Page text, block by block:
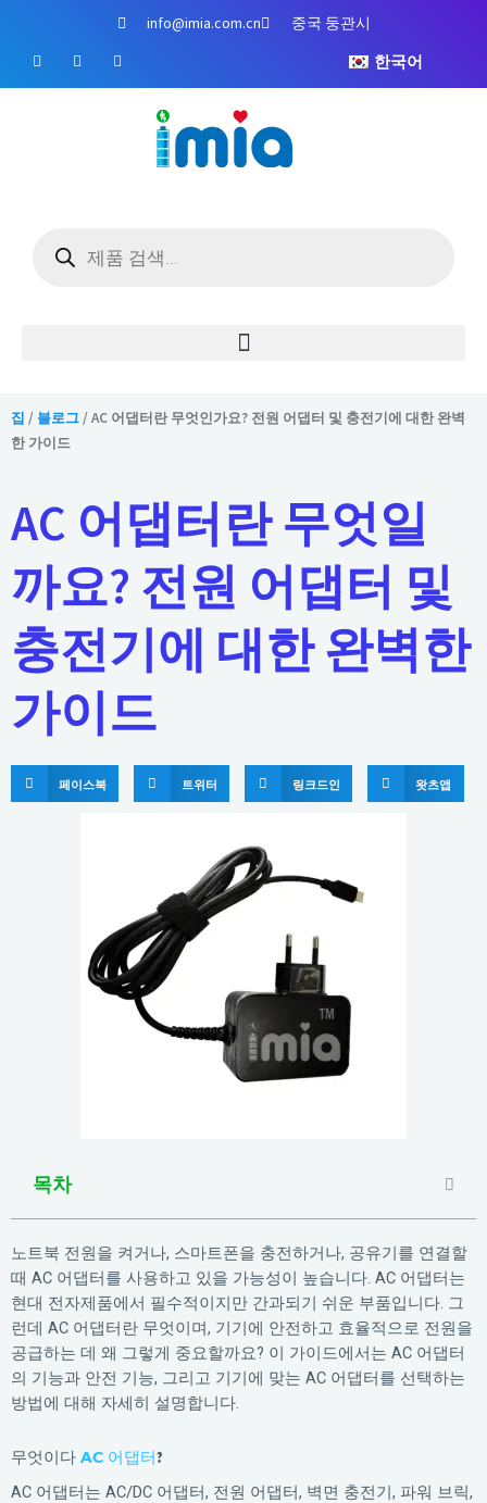
로
info@imia.com.cn 중국 둥관시
페
이
스
유
튜
브
인
스
타
한국어
집 / 블로그/ AC 어댑터란 무엇인가요? 전원 어댑터 및 충전기에 대한 완벽
한 가이드
AC 어댑터란 무엇일
까요? 전원 어댑터 및
충전기에 대한 완벽한
가이드
페이스북 트위터 링크드인 왓츠앱
목차
노트북 전원을 켜거나, 스마트폰을 충전하거나, 공유기를 연결할
때 AC 어댑터를 사용하고 있을 가능성이 높습니다. AC 어댑터는
현대 전자제품에서 필수적이지만 간과되기 쉬운 부품입니다. 그
런데 AC 어댑터란 무엇이며, 기기에 안전하고 효율적으로 전원을
공급하는 데 왜 그렇게 중요할까요? 이 가이드에서는 AC 어댑터
의 기능과 안전 기능, 그리고 기기에 맞는 AC 어댑터를 선택하는
방법에 대해 자세히 설명합니다.
무엇이다 AC 어댑터?
AC 어댑터는 AC/DC 어댑터, 전원 어댑터, 벽면 충전기, 파워 브릭,